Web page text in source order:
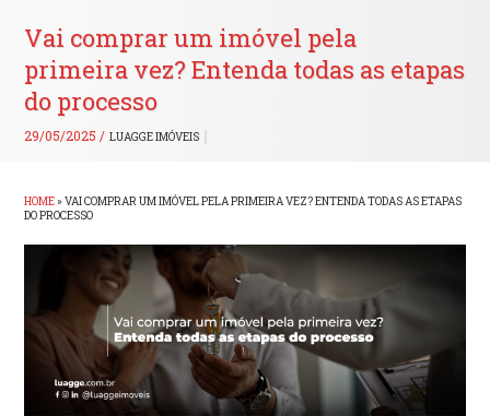
Vai comprar um imóvel pela
primeira vez? Entenda todas as etapas
do processo
29/05/2025 / LUAGGE IMÓVEIS
HOME»VAI COMPRAR UM IMÓVEL PELA PRIMEIRA VEZ? ENTENDA TODAS AS ETAPAS
DO PROCESSO